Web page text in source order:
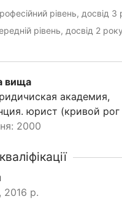
рівень, досвід 3
рівень, досвід 2
вища
академия,
юрист (кривой рог
2000
2016 р.